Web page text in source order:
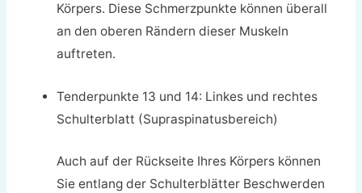
Körpers. Diese Schmerzpunkte können überall
an den oberen Rändern dieser Muskeln
auftreten.
Tenderpunkte 13 und 14: Linkes und rechtes
Schulterblatt (Supraspinatusbereich)
Auch auf der Rückseite Ihres Körpers können
Sie entlang der Schulterblätter Beschwerden